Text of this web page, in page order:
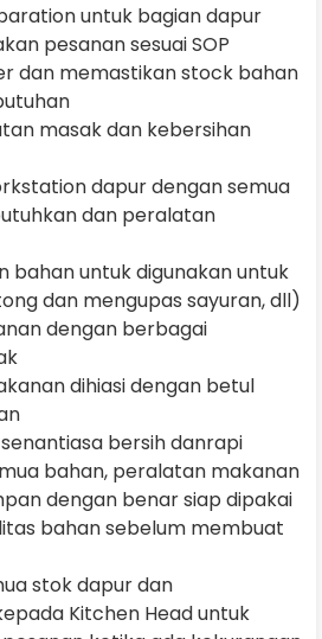
untuk bagian dapur
pesanan sesuai SOP
dan memastikan stock bahan
masak dan kebersihan
dapur dengan semua
dan peralatan
bahan untuk digunakan untuk
dan mengupas sayuran, dll)
dengan berbagai
dihiasi dengan betul
bersih danrapi
bahan, peralatan makanan
dengan benar siap dipakai
bahan sebelum membuat
stok dapur dan
Kitchen Head untuk